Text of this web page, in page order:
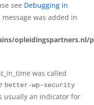
see Debugging in
was added in
opleidingspartners.nl/
was called
better-wp-security
usually an indicator for